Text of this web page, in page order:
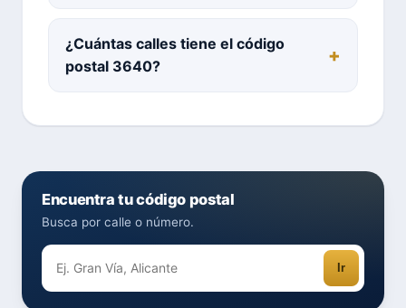
¿Cuántas calles tiene el código
postal 3640?
Encuentra tu código postal
Busca por calle o número.
Ir